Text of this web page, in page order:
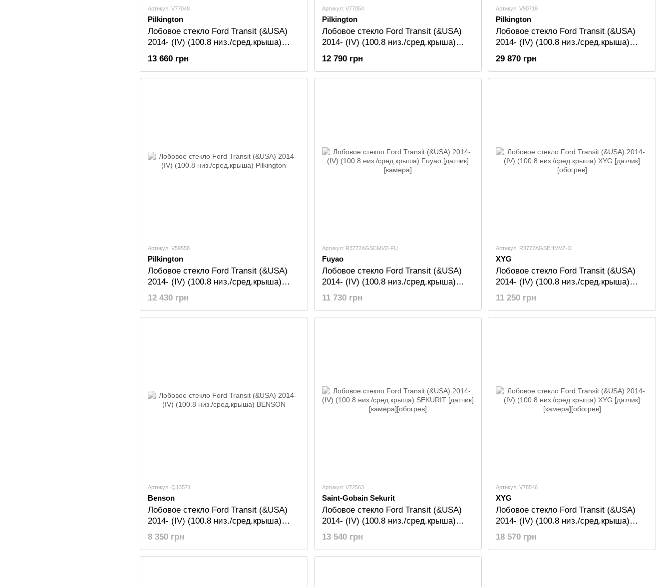
Артикул: V77048
Pilkington
Лобовое стекло Ford Transit (&USA)
2014- (IV) (100.8 низ./сред.крыша)
PILKINGTON
13 660 грн
Артикул: V77054
Pilkington
Лобовое стекло Ford Transit (&USA)
2014- (IV) (100.8 низ./сред.крыша)
PILKINGTON
12 790 грн
Артикул: V90719
Pilkington
Лобовое стекло Ford Transit (&USA)
2014- (IV) (100.8 низ./сред.крыша)
PILKINGTON [датчик][обогрев]
29 870 грн
Артикул: V59558
Pilkington
Лобовое стекло Ford Transit (&USA)
2014- (IV) (100.8 низ./сред.крыша)
Pilkington
12 430 грн
Артикул: R3772AGSCMVZ-FU
Fuyao
Лобовое стекло Ford Transit (&USA)
2014- (IV) (100.8 низ./сред.крыша)
Fuyao [датчик][камера]
11 730 грн
Артикул: R3772AGSEHMVZ-XI
XYG
Лобовое стекло Ford Transit (&USA)
2014- (IV) (100.8 низ./сред.крыша)
XYG [датчик][обогрев]
11 250 грн
Артикул: Q13571
Benson
Лобовое стекло Ford Transit (&USA)
2014- (IV) (100.8 низ./сред.крыша)
BENSON
8 350 грн
Артикул: V72563
Saint-Gobain Sekurit
Лобовое стекло Ford Transit (&USA)
2014- (IV) (100.8 низ./сред.крыша)
SEKURIT [датчик][камера][обогрев]
13 540 грн
Артикул: V78546
XYG
Лобовое стекло Ford Transit (&USA)
2014- (IV) (100.8 низ./сред.крыша)
XYG [датчик][камера][обогрев]
18 570 грн